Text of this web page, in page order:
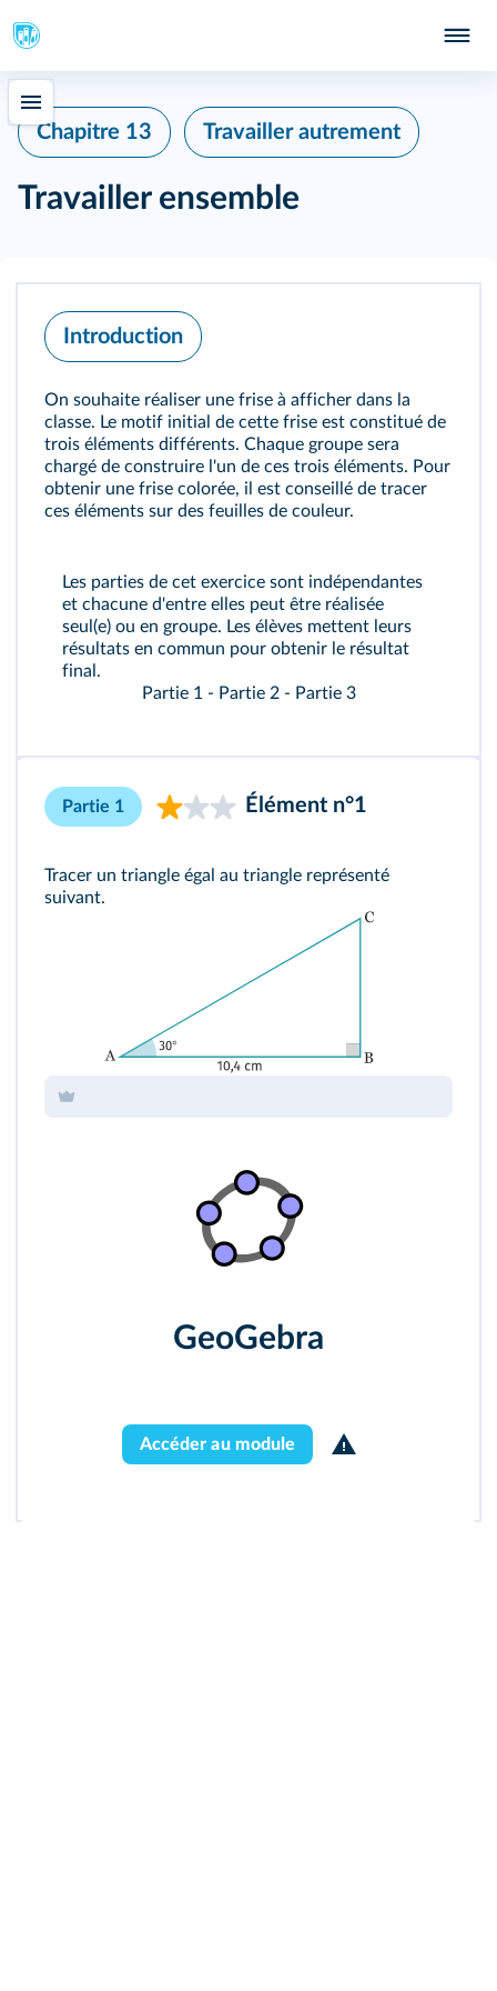
Chapitre 13 Travailler autrement
Travailler ensemble
Introduction
On souhaite réaliser une frise à afficher dans la
classe. Le motif initial de cette frise est constitué de
trois éléments différents. Chaque groupe sera
chargé de construire l'un de ces trois éléments. Pour
obtenir une frise colorée, il est conseillé de tracer
ces éléments sur des feuilles de couleur.
Les parties de cet exercice sont indépendantes
et chacune d'entre elles peut être réalisée
seul(e) ou en groupe. Les élèves mettent leurs
résultats en commun pour obtenir le résultat
final.
Partie 1 - Partie 2- Partie 3
Partie 1 Élément n°1
Tracer un triangle égal au triangle représenté
suivant.
GeoGebra
Accéder au module